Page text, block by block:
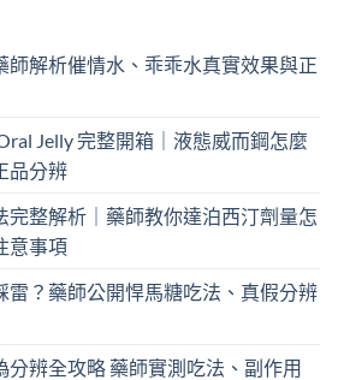
師解析催情水、乖乖水真實效果與正
Jelly 完整開箱｜液態威而鋼怎麼
品分辨
完整解析｜藥師教你達泊西汀劑量怎
意事項
雷？藥師公開悍馬糖吃法、真假分辨
分辨全攻略 藥師實測吃法、副作用